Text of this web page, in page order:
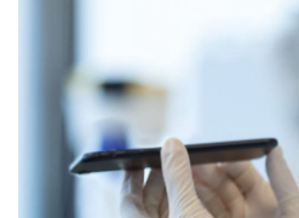
Enterprise Digital Transformation